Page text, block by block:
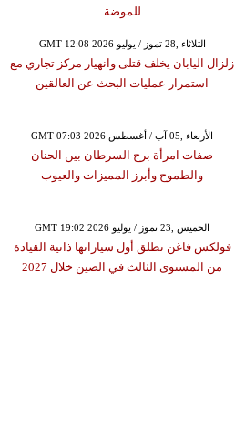
للموضة
GMT 12:08 2026 الثلاثاء ,28 تموز / يوليو
زلزال اليابان يخلف قتلى وانهيار مركز تجاري مع
استمرار عمليات البحث عن العالقين
GMT 07:03 2026 الأربعاء ,05 آب / أغسطس
صفات امرأة برج السرطان بين الحنان
والطموح وأبرز المميزات والعيوب
GMT 19:02 2026 الخميس ,23 تموز / يوليو
فولكس فاغن تطلق أول سياراتها ذاتية القيادة
من المستوى الثالث في الصين خلال 2027